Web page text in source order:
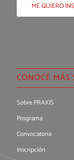
ME QUIERO
CONOCÉ MÁS
Sobre PRAXIS
Programa
Convocatoria
Inscripción